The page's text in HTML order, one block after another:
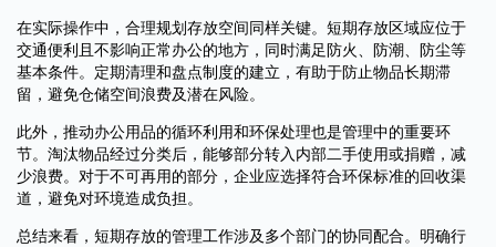
在实际操作中，合理规划存放空间同样关键。短期存放区域应位于
交通便利且不影响正常办公的地方，同时满足防火、防潮、防尘等
基本条件。定期清理和盘点制度的建立，有助于防止物品长期滞
留，避免仓储空间浪费及潜在风险。
此外，推动办公用品的循环利用和环保处理也是管理中的重要环
节。淘汰物品经过分类后，能够部分转入内部二手使用或捐赠，减
少浪费。对于不可再用的部分，企业应选择符合环保标准的回收渠
道，避免对环境造成负担。
总结来看，短期存放的管理工作涉及多个部门的协同配合。明确行